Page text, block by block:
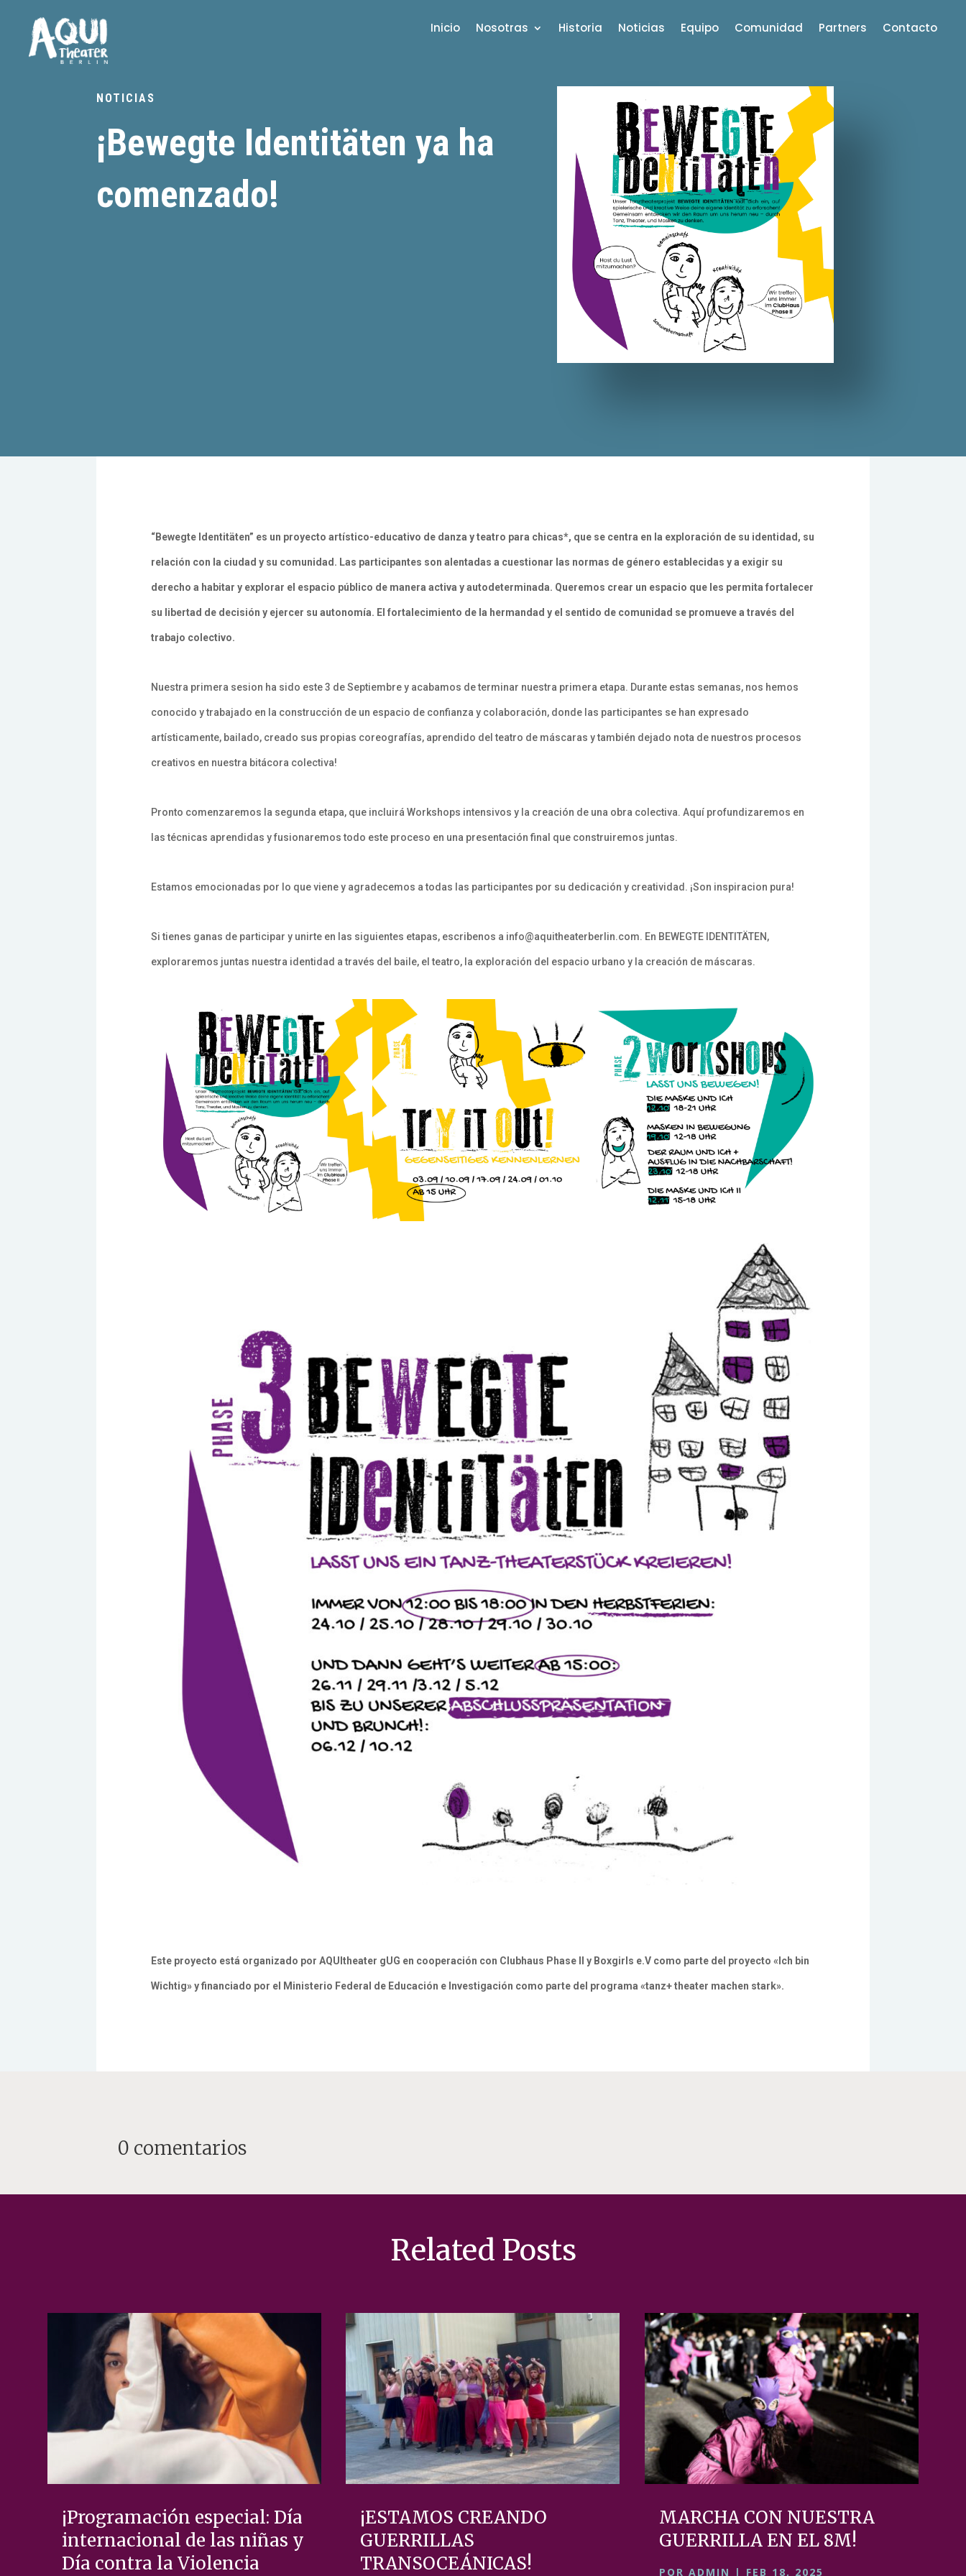
Inicio Nosotras Historia Noticias Equipo Comunidad Partners Contacto
NOTICIAS
¡Bewegte Identitäten ya ha
comenzado!
“Bewegte Identitäten” es un proyecto artístico-educativo de danza y teatro para chicas*, que se centra en la exploración de su identidad, su
relación con la ciudad y su comunidad. Las participantes son alentadas a cuestionar las normas de género establecidas y a exigir su
derecho a habitar y explorar el espacio público de manera activa y autodeterminada. Queremos crear un espacio que les permita fortalecer
su libertad de decisión y ejercer su autonomía. El fortalecimiento de la hermandad y el sentido de comunidad se promueve a través del
trabajo colectivo.
Nuestra primera sesion ha sido este 3 de Septiembre y acabamos de terminar nuestra primera etapa. Durante estas semanas, nos hemos
conocido y trabajado en la construcción de un espacio de confianza y colaboración, donde las participantes se han expresado
artísticamente, bailado, creado sus propias coreografías, aprendido del teatro de máscaras y también dejado nota de nuestros procesos
creativos en nuestra bitácora colectiva!
Pronto comenzaremos la segunda etapa, que incluirá Workshops intensivos y la creación de una obra colectiva. Aquí profundizaremos en
las técnicas aprendidas y fusionaremos todo este proceso en una presentación final que construiremos juntas.
Estamos emocionadas por lo que viene y agradecemos a todas las participantes por su dedicación y creatividad. ¡Son inspiracion pura!
Si tienes ganas de participar y unirte en las siguientes etapas, escribenos a info@aquitheaterberlin.com. En BEWEGTE IDENTITÄTEN,
exploraremos juntas nuestra identidad a través del baile, el teatro, la exploración del espacio urbano y la creación de máscaras.
Este proyecto está organizado por AQUItheater gUG en cooperación con Clubhaus Phase II y Boxgirls e.V como parte del proyecto «Ich bin
Wichtig» y financiado por el Ministerio Federal de Educación e Investigación como parte del programa «tanz+ theater machen stark».
0 comentarios
Related Posts
¡Programación especial: Día
internacional de las niñas y
Día contra la Violencia
¡ESTAMOS CREANDO
GUERRILLAS
TRANSOCEÁNICAS!
MARCHA CON NUESTRA
GUERRILLA EN EL 8M!
POR ADMIN | FEB 18, 2025